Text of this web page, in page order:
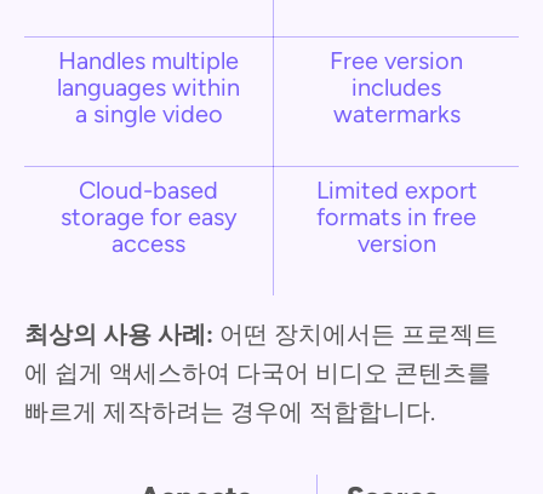
Handles multiple
languages within
a single video
Free version
includes
watermarks
Cloud-based
storage for easy
access
Limited export
formats in free
version
최상의 사용 사례: 어떤 장치에서든 프로젝트
에 쉽게 액세스하여 다국어 비디오 콘텐츠를
빠르게 제작하려는 경우에 적합합니다.